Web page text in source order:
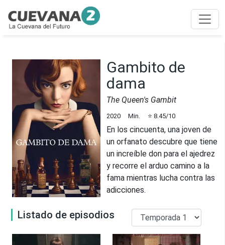
Gambito de
dama
The Queen's Gambit
2020 Min. ⭐ 8.45/10
En los cincuenta, una joven de
un orfanato descubre que tiene
un increíble don para el ajedrez
y recorre el arduo camino a la
fama mientras lucha contra las
adicciones.
Listado de episodios